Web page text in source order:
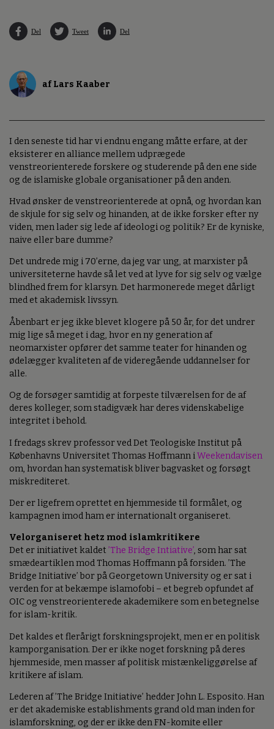
Del Tweet Del
af Lars Kaaber
I den seneste tid har vi endnu engang måtte erfare, at der
eksisterer en alliance mellem udprægede
venstreorienterede forskere og studerende på den ene side
og de islamiske globale organisationer på den anden.
Hvad ønsker de venstreorienterede at opnå, og hvordan kan
de skjule for sig selv og hinanden, at de ikke forsker efter ny
viden, men lader sig lede af ideologi og politik? Er de kyniske,
naive eller bare dumme?
Det undrede mig i 70’erne, da jeg var ung, at marxister på
universiteterne havde så let ved at lyve for sig selv og vælge
blindhed frem for klarsyn. Det harmonerede meget dårligt
med et akademisk livssyn.
Åbenbart er jeg ikke blevet klogere på 50 år, for det undrer
mig lige så meget i dag, hvor en ny generation af
neomarxister opfører det samme teater for hinanden og
ødelægger kvaliteten af de videregående uddannelser for
alle.
Og de forsøger samtidig at forpeste tilværelsen for de af
deres kolleger, som stadigvæk har deres videnskabelige
integritet i behold.
I fredags skrev professor ved Det Teologiske Institut på
Københavns Universitet Thomas Hoffmann iWeekendavisen
om, hvordan han systematisk bliver bagvasket og forsøgt
miskrediteret.
Der er ligefrem oprettet en hjemmeside til formålet, og
kampagnen imod ham er internationalt organiseret.
Velorganiseret hetz mod islamkritikere
Det er initiativet kaldet ’The Bridge Intiative’, som har sat
smædeartiklen mod Thomas Hoffmann på forsiden. ’The
Bridge Initiative’ bor på Georgetown University og er sat i
verden for at bekæmpe islamofobi – et begreb opfundet af
OIC og venstreorienterede akademikere som en betegnelse
for islam-kritik.
Det kaldes et flerårigt forskningsprojekt, men er en politisk
kamporganisation. Der er ikke noget forskning på deres
hjemmeside, men masser af politisk mistænkeliggørelse af
kritikere af islam.
Lederen af ’The Bridge Initiative’ hedder John L. Esposito. Han
er det akademiske establishments grand old man inden for
islamforskning, og der er ikke den FN-komite eller